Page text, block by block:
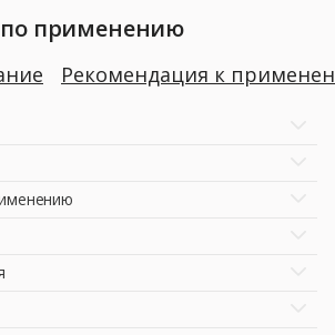
применению
Рекомендация к